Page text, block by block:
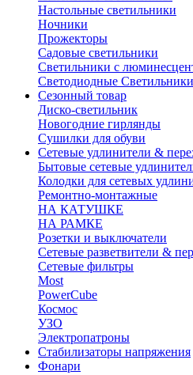
Настольные светильники
Ночники
Прожекторы
Садовые светильники
Светильники с
Светодиодные Светильники
Сезонный товар
Диско-светильник
Новогодние гирлянды
Сушилки для обуви
Сетевые удлинители &
Бытовые сетевые
Колодки для сетевых
Ремонтно-монтажные
НА КАТУШКЕ
НА РАМКЕ
Розетки и выключатели
Сетевые разветвители &
Сетевые фильтры
Most
PowerCube
Космос
УЗО
Электропатроны
Стабилизаторы напряжения
Фонари